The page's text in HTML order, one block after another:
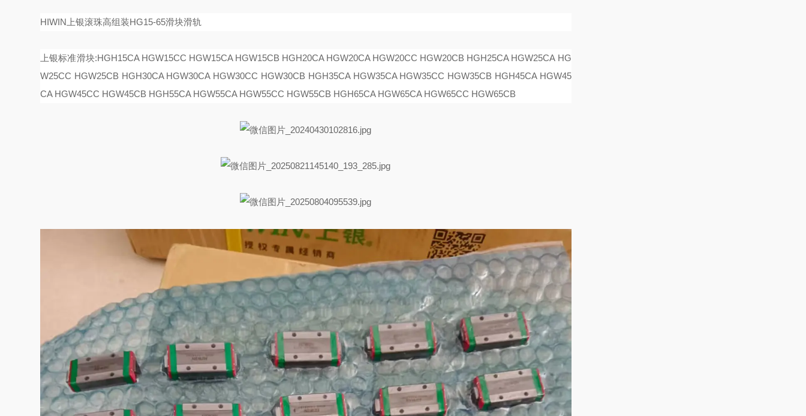
HIWIN上银滚珠高组装HG15-65滑块滑轨
上银标准滑块:HGH15CA HGW15CC HGW15CA HGW15CB HGH20CA HGW20CA HGW20CC HGW20CB HGH25CA HGW25CA HG
W25CC HGW25CB HGH30CA HGW30CA HGW30CC HGW30CB HGH35CA HGW35CA HGW35CC HGW35CB HGH45CA HGW45
CA HGW45CC HGW45CB HGH55CA HGW55CA HGW55CC HGW55CB HGH65CA HGW65CA HGW65CC HGW65CB